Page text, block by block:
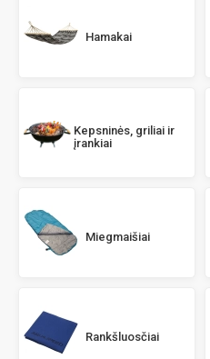
Hamakai
Kepsninės, griliai ir
įrankiai
Miegmaišiai
Rankšluosčiai